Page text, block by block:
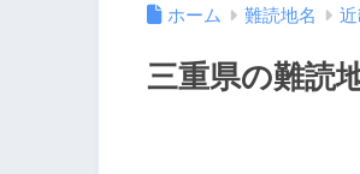
ホーム 難読地名
三重県の難読